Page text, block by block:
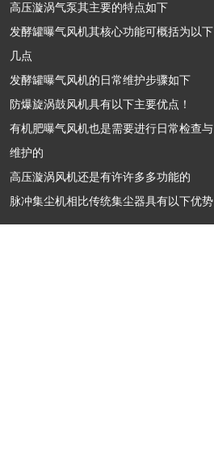
高压漩涡气泵其主要的特点如下
发酵罐曝气风机其核心功能可概括为以下
几点
发酵罐曝气风机的日常维护步骤如下
防爆旋涡鼓风机具有以下主要优点！
有机肥曝气风机也是需要进行日常检查与
维护的
高压漩涡风机还是有许许多多功能的
脉冲集尘机相比传统集尘器具有以下优势